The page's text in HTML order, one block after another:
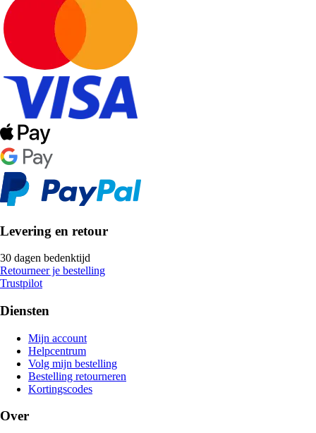
Levering en retour
30 dagen bedenktijd
Retourneer je bestelling
Trustpilot
Diensten
Mijn account
Helpcentrum
Volg mijn bestelling
Bestelling retourneren
Kortingscodes
Over